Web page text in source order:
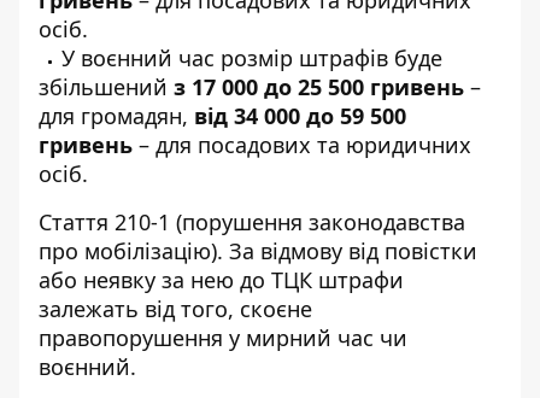
осіб.
У воєнний час розмір штрафів буде
збільшений з 17 000 до 25 500 гривень –
для громадян, від 34 000 до 59 500
гривень – для посадових та юридичних
осіб.
Стаття 210-1 (порушення законодавства
про мобілізацію). За відмову від повістки
або неявку за нею до ТЦК штрафи
залежать від того, скоєне
правопорушення у мирний час чи
воєнний.